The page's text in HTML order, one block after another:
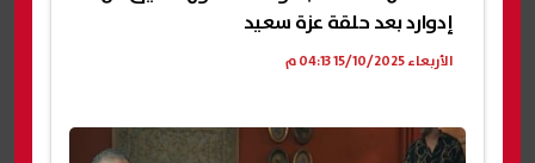
إدوارد بعد حلقة عزة سعيد
الأربعاء 15/10/2025 04:13 م